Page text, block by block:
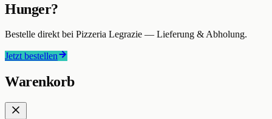
Hunger?
Bestelle direkt bei Pizzeria Legrazie — Lieferung & Abholung.
Jetzt bestellen
Warenkorb